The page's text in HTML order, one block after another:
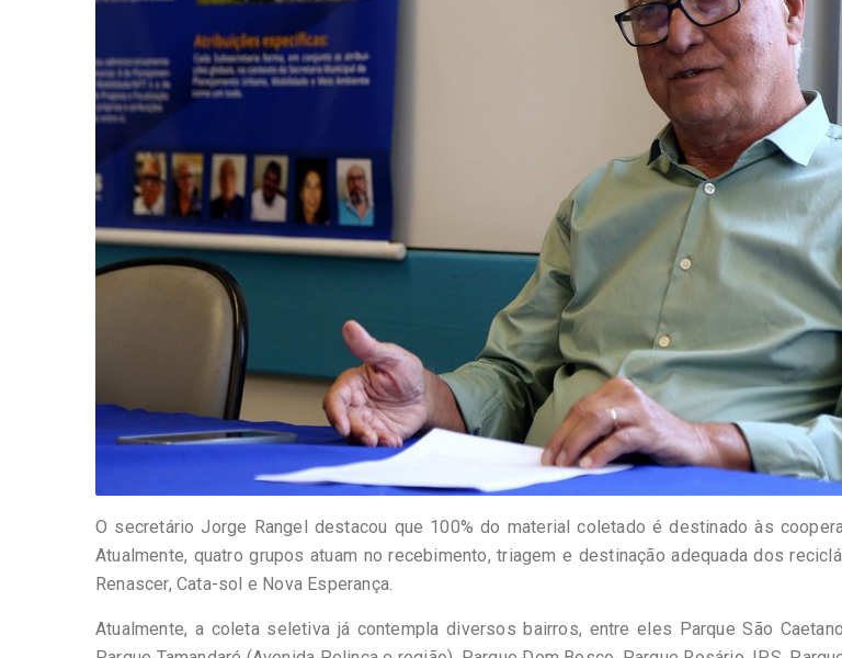
O secretário Jorge Rangel destacou que 100% do material coletado é destinado às
Atualmente, quatro grupos atuam no recebimento, triagem e destinação adequada dos
Renascer, Cata-sol e Nova Esperança.
Atualmente, a coleta seletiva já contempla diversos bairros, entre eles Parque São